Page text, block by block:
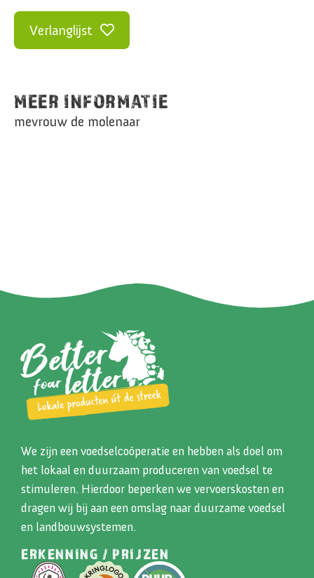
Verlanglijst
MEER INFORMATIE
mevrouw de molenaar
We zijn een voedselcoöperatie en hebben als doel om
het lokaal en duurzaam produceren van voedsel te
stimuleren. Hierdoor beperken we vervoerskosten en
dragen wij bij aan een omslag naar duurzame voedsel
en landbouwsystemen.
ERKENNING / PRIJZEN